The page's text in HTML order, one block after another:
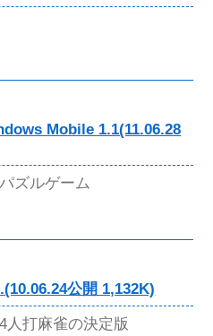
Mobile 1.1(11.06.28
ズルゲーム
公開 1,132K)
人打麻雀の決定版